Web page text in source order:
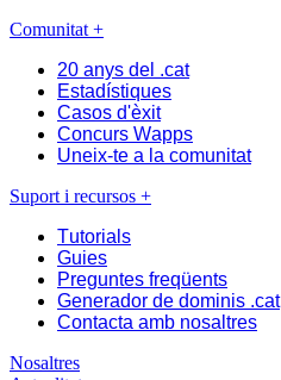
Comunitat +
20 anys del .cat
Estadístiques
Casos d'èxit
Concurs Wapps
Uneix-te a la comunitat
Suport i recursos +
Tutorials
Guies
Preguntes freqüents
Generador de dominis .cat
Contacta amb nosaltres
Nosaltres